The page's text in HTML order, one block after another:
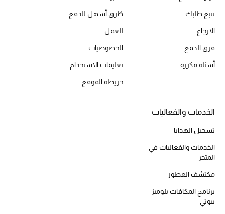
دليل ملتزمات الحقائب
حقائب رجالية
حقائب الأطفال
أبرز الحقائب
الموسم الجديد
تتبع طلبك
الارجاع
فرق الدفع
أسئلة مكررة
طُرق أسهل للدفع
للعمل
الخصوصيات
تعليمات الاستخدام
خريطة الموقع
الخدمات والفعاليات
تسجيل الهدايا
الخدمات والفعاليات في
المتجر
مكتشف العطور
برنامج المكافآت بلوميز
بيوتي